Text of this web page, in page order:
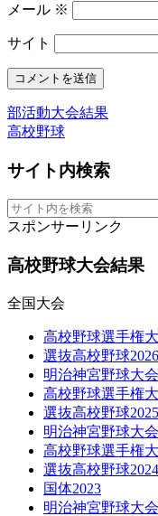
メール ※
サイト
部活動大会結果
高校野球
サイト内検索
スポンサーリンク
高校野球大会結果
全国大会
高校野球選手権
選抜高校野球2026
明治神宮野球大
高校野球選手権
選抜高校野球2025
明治神宮野球大
高校野球選手権
選抜高校野球2024
国体2023
明治神宮野球大